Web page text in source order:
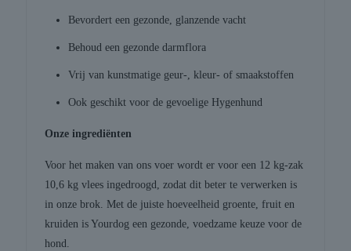
Bevordert een gezonde, glanzende vacht
Behoud een gezonde darmflora
Vrij van kunstmatige geur-, kleur- of smaakstoffen
Ook geschikt voor de gevoelige Hygenhund
Onze ingrediënten
Voor het maken van ons voer wordt er voor een 12 kg-zak
10,6 kg vlees ingedroogd, zodat dit beter te verwerken is
in onze brok. Met de juiste hoeveelheid groente, fruit en
kruiden is Yourdog een gezonde, voedzame keuze voor de
hond.